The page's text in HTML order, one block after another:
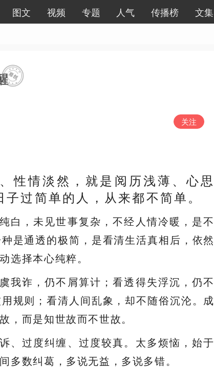
图文 视频 专题 人气 传播榜 文集
关注
性情淡然，就是阅历浅薄、心思
过简单的人，从来都不简单。
白，未见世事复杂，不经人情冷暖，是不
是通透的极简，是看清生活真相后，依然
选择本心纯粹。
我诈，仍不屑算计；看透得失浮沉，仍不
规则；看清人间乱象，却不随俗沉沦。成
，而是知世故而不世故。
、过度纠缠、过度较真。太多烦恼，始于
多数纠葛，多说无益，多说多错。